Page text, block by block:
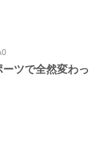
ツで全然変わっ